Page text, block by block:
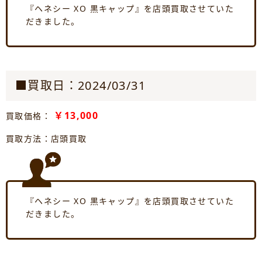
『ヘネシー XO 黒キャップ』を店頭買取させていた
だきました。
■買取日：2024/03/31
買取価格： ￥13,000
買取方法：店頭買取
『ヘネシー XO 黒キャップ』を店頭買取させていた
だきました。